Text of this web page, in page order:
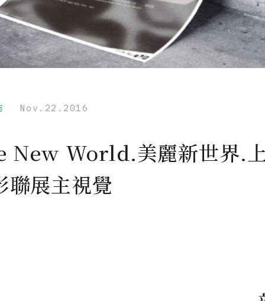
Nov.22.2016
New World.美麗新世界.
聯展主視覺